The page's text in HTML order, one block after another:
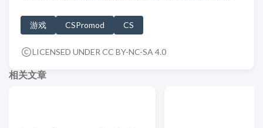
游戏 CSPromod CS
LICENSED UNDER CC BY-NC-SA 4.0
相关文章